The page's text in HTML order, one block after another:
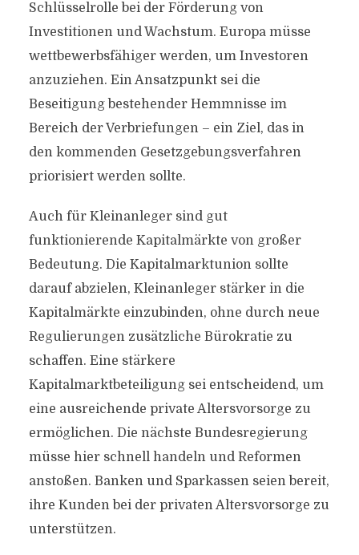
Schlüsselrolle bei der Förderung von
Investitionen und Wachstum. Europa müsse
wettbewerbsfähiger werden, um Investoren
anzuziehen. Ein Ansatzpunkt sei die
Beseitigung bestehender Hemmnisse im
Bereich der Verbriefungen – ein Ziel, das in
den kommenden Gesetzgebungsverfahren
priorisiert werden sollte.
Auch für Kleinanleger sind gut
funktionierende Kapitalmärkte von großer
Bedeutung. Die Kapitalmarktunion sollte
darauf abzielen, Kleinanleger stärker in die
Kapitalmärkte einzubinden, ohne durch neue
Regulierungen zusätzliche Bürokratie zu
schaffen. Eine stärkere
Kapitalmarktbeteiligung sei entscheidend, um
eine ausreichende private Altersvorsorge zu
ermöglichen. Die nächste Bundesregierung
müsse hier schnell handeln und Reformen
anstoßen. Banken und Sparkassen seien bereit,
ihre Kunden bei der privaten Altersvorsorge zu
unterstützen.